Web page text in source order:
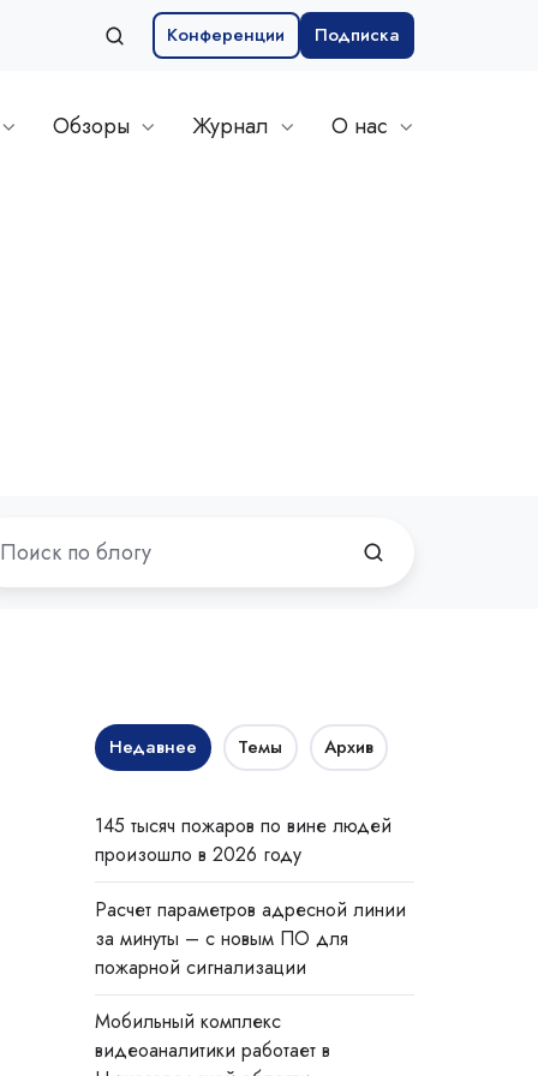
Конференции Подписка
Обзоры Журнал О нас
Недавнее Темы Архив
145 тысяч пожаров по вине людей
произошло в 2026 году
Расчет параметров адресной линии
за минуты – с новым ПО для
пожарной сигнализации
Мобильный комплекс
видеоаналитики работает в